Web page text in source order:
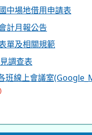
中場地借用申請表
計月報公告
單及相關規範
調查表
班線上會議室